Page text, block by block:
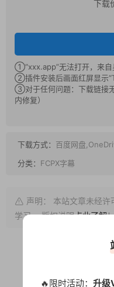
下载
①“xxx.app”无法打开，来自
②插件安装后画面红屏显示
③对于任何问题：下载链接
内修复）
下载方式： 百度网盘
分类： FCPX字幕
声明： 本站文章未经
学习， 版权说明点此了解
🔥限时活动： 升级